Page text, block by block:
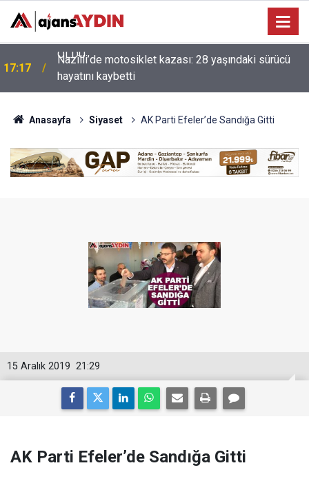
17:17
Nazilli’de motosiklet kazası: 28 yaşındaki sürücü
hayatını kaybetti
Anasayfa Siyaset AK Parti Efeler’de Sandığa Gitti
21:29
15 Aralık 2019
AK Parti Efeler’de Sandığa Gitti